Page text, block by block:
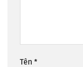
Tên *